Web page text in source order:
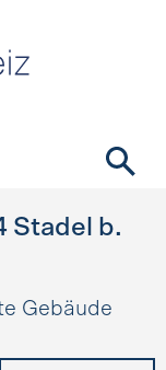
Stadel b.
Gebäude